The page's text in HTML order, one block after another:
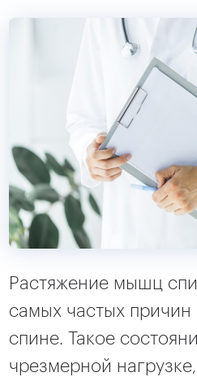
Растяжение мышц
самых частых
спине. Такое
чрезмерной